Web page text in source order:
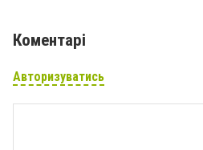
Коментарі
Авторизуватись